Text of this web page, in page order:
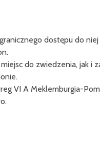
dostępu do
do zwiedzenia, jak i
VI A Meklemburgia-